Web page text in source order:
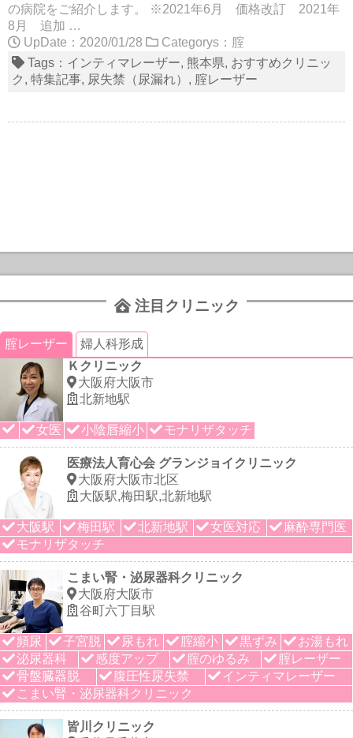
の病院をご紹介します。 ※2021年6月 価格改訂 2021年
8月 追加 …
UpDate：2020/01/28
Categorys： 腟
Tags： インティマレーザー 熊本県 おすすめクリニッ
ク
特集記事 尿失禁（尿漏れ） 腟レーザー
注目クリニック
腟レーザー
婦人科形成
Ｋクリニック
大阪府大阪市
北新地駅
女医 小陰唇縮小 モナリザタッチ
医療法人育心会 グランジョイクリニック
大阪府大阪市北区
大阪駅,梅田駅,北新地駅
大阪駅 梅田駅 北新地駅 女医対応
麻酔専門医
モナリザタッチ
こまい腎・泌尿器科クリニック
大阪府大阪市
谷町六丁目駅
頻尿 子宮脱 尿もれ 腟縮小 黒ずみ
お湯もれ
泌尿器科
感度アップ 腟のゆるみ
腟レーザー
骨盤臓器脱
腹圧性尿失禁
インティマレーザー
こまい腎・泌尿器科クリニック
皆川クリニック